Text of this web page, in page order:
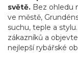
světě. Bez ohledu
ve městě,
suchu, teple a
zákazníků a
nejlepší rybářské